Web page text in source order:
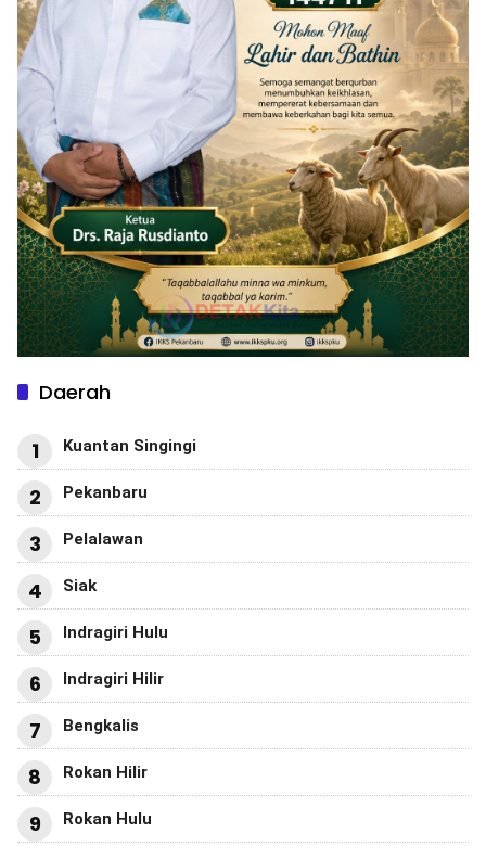
Daerah
1 Kuantan Singingi
2 Pekanbaru
3 Pelalawan
4 Siak
5 Indragiri Hulu
6 Indragiri Hilir
7 Bengkalis
8 Rokan Hilir
9 Rokan Hulu